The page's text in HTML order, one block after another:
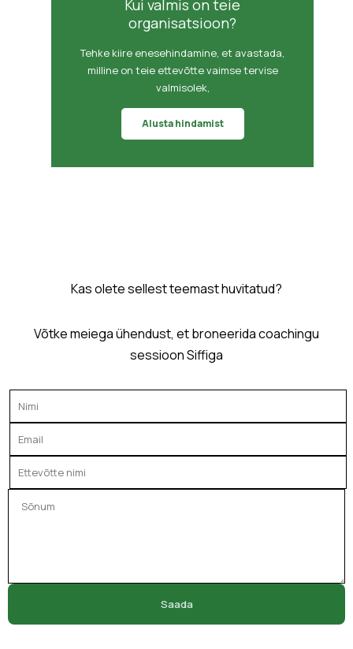
Kui valmis on teie
organisatsioon?
Tehke kiire enesehindamine, et avastada,
milline on teie ettevõtte vaimse tervise
valmisolek,
Alusta hindamist
Kas olete sellest teemast huvitatud?
Võtke meiega ühendust, et broneerida coachingu
sessioon Siffiga
Saada